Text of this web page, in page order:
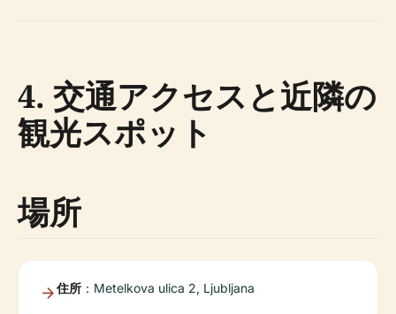
4. 交通アクセスと近隣の
観光スポット
場所
住所 ：Metelkova ulica 2, Ljubljana